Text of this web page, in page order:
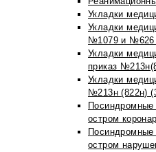
Укладки
Укладки
№1079 и №626
Укладки
приказ
Укладки
№213н (822н)
Посиндромные
остром
Посиндромные
остром